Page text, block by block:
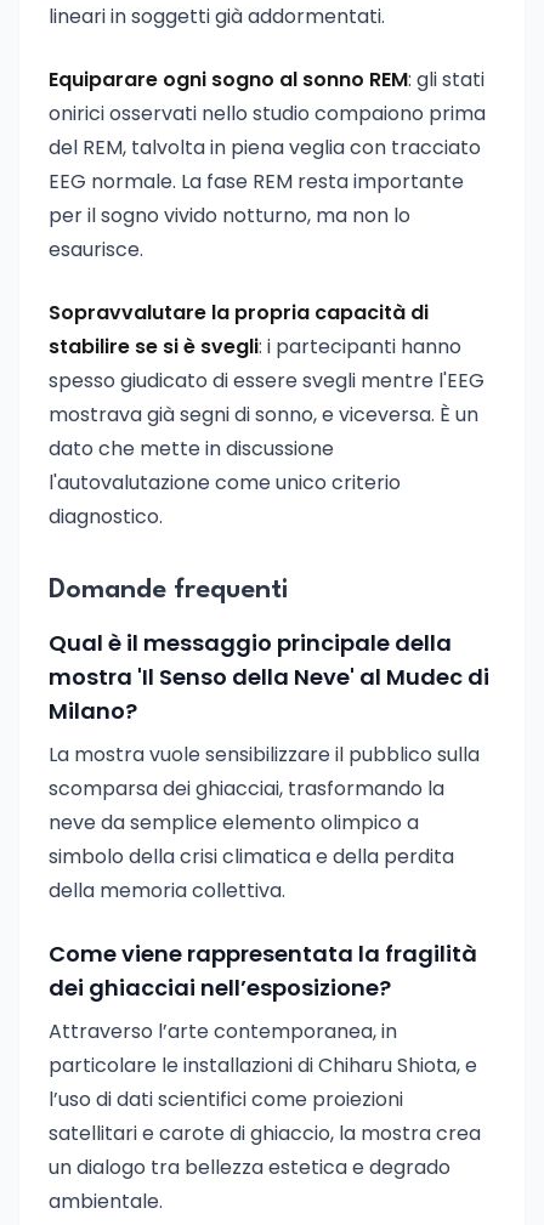
lineari in soggetti già addormentati.
Equiparare ogni sogno al sonno REM: gli stati
onirici osservati nello studio compaiono prima
del REM, talvolta in piena veglia con tracciato
EEG normale. La fase REM resta importante
per il sogno vivido notturno, ma non lo
esaurisce.
Sopravvalutare la propria capacità di
stabilire se si è svegli: i partecipanti hanno
spesso giudicato di essere svegli mentre l'EEG
mostrava già segni di sonno, e viceversa. È un
dato che mette in discussione
l'autovalutazione come unico criterio
diagnostico.
Domande frequenti
Qual è il messaggio principale della
mostra 'Il Senso della Neve' al Mudec di
Milano?
La mostra vuole sensibilizzare il pubblico sulla
scomparsa dei ghiacciai, trasformando la
neve da semplice elemento olimpico a
simbolo della crisi climatica e della perdita
della memoria collettiva.
Come viene rappresentata la fragilità
dei ghiacciai nell’esposizione?
Attraverso l’arte contemporanea, in
particolare le installazioni di Chiharu Shiota, e
l’uso di dati scientifici come proiezioni
satellitari e carote di ghiaccio, la mostra crea
un dialogo tra bellezza estetica e degrado
ambientale.